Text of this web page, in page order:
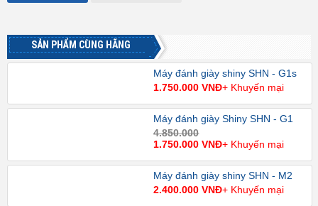
SẢN PHẨM CÙNG HÃNG
Máy đánh giày shiny SHN - G1s
1.750.000 VNĐ+ Khuyến mại
Máy đánh giày Shiny SHN - G1
4.850.000
1.750.000 VNĐ+ Khuyến mại
Máy đánh giày shiny SHN - M2
2.400.000 VNĐ+ Khuyến mại